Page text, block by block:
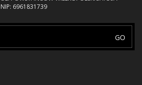
NIP: 6961831739